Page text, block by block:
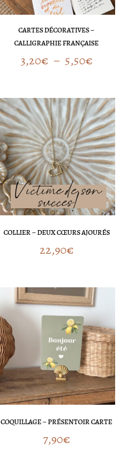
CARTES DÉCORATIVES –
CALLIGRAPHIE FRANÇAISE
3,20€ – 5,50€
COLLIER – DEUX CŒURS AJOURÉS
22,90€
COQUILLAGE – PRÉSENTOIR CARTE
7,90€